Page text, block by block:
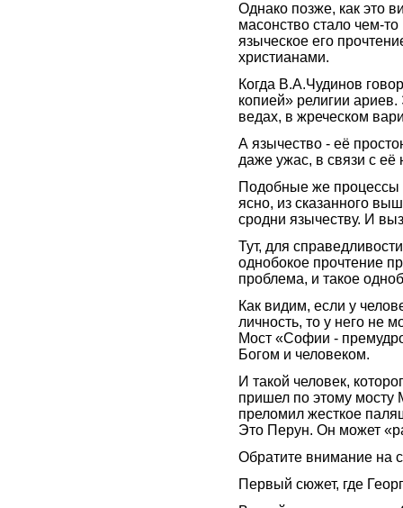
Однако позже, как это
масонство стало чем-
языческое его
христианами.
Когда В.А.Чудинов
копией» религии
ведах, в жреческом
А язычество - её
даже ужас, в связи с
Подобные же процессы
ясно, из сказанного
сродни язычеству. И
Тут, для
однобокое прочтение
проблема, и такое
Как видим, если у
личность, то у него не
Мост «Софии -
Богом и человеком.
И такой человек,
пришел по этому мосту
преломил жесткое
Это Перун. Он может
Обратите внимание на
Первый сюжет, где